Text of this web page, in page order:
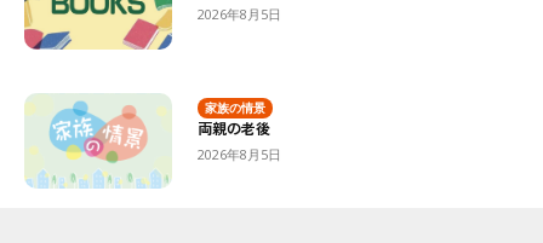
2026年8月5日
家族の情景
両親の老後
2026年8月5日